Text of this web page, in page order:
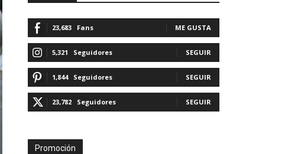
23,683 Fans ME GUSTA
5,321 Seguidores SEGUIR
1,844 Seguidores SEGUIR
23,782 Seguidores SEGUIR
Promoción